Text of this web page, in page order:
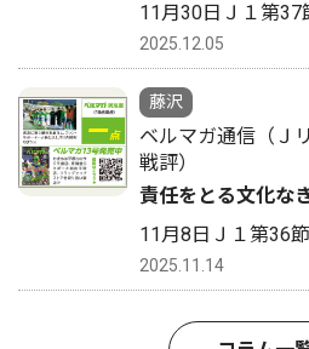
11月30日Ｊ１第
2025.12.05
藤沢
ベルマガ通信（Ｊ
戦評）
責任をとる文化な
11月8日Ｊ１第36
2025.11.14